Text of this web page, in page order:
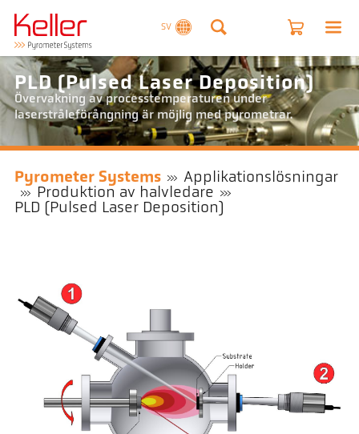
SV
PLD (Pulsed Laser Deposition)
Övervakning av processtemperaturen under
laserstråleförångning är möjlig med pyrometrar.
Pyrometer Systems
Applikationslösningar
Produktion av halvledare
PLD (Pulsed Laser Deposition)